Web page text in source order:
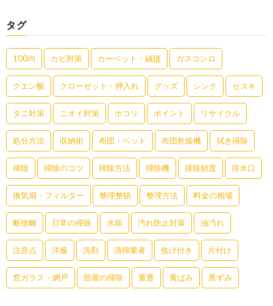
タグ
100均 カビ対策 カーペット・絨毯 ガスコンロ
クエン酸 クローゼット・押入れ グッズ シンク セスキ
ダニ対策 ニオイ対策 ホコリ ポイント リサイクル
処分方法 収納術 布団・ベッド 布団乾燥機 拭き掃除
掃除 掃除のコツ 掃除方法 掃除機 掃除頻度 排水口
換気扇・フィルター 整理整頓 整理方法 料金の相場
断捨離 日常の掃除 水垢 汚れ防止対策 油汚れ
注意点 洋服 洗剤 清掃業者 焦げ付き 片付け
窓ガラス・網戸 部屋の掃除 重曹 黄ばみ 黒ずみ